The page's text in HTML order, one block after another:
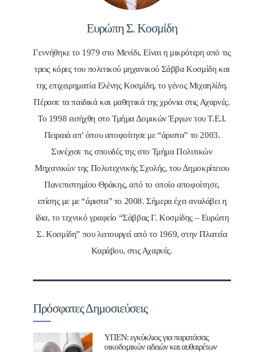
Ευρώπη Σ. Κοσμίδη
Γεννήθηκε το 1979 στο Μενίδι. Είναι η μικρότερη από τις
τρεις κόρες του πολιτικού μηχανικού Σάββα Κοσμίδη και
της επιχειρηματία Ελένης Κοσμίδη, το γένος Μιχαηλίδη.
Πέρασε τα παιδικά και μαθητικά της χρόνια στις Αχαρνές.
Το 1998 εισήχθη στο Τμήμα Δομικών Έργων του Τ.Ε.Ι.
Πειραιά απ' όπου αποφοίτησε με “άριστα” το 2003.
Συνέχισε τις σπουδές της στο Τμήμα Πολιτικών
Μηχανικών της Πολυτεχνικής Σχολής, του Δημοκρίτειου
Πανεπιστημίου Θράκης, από το οποίο αποφοίτησε,
επίσης με με “άριστα” το 2008. Σήμερα έχει αναλάβει η
ίδια, το τεχνικό γραφείο “Σάββας Γ. Κοσμίδης – Ευρώπη
Σ. Κοσμίδη” που λειτουργεί από το 1969, στην Πλατεία
Καράβου, στις Αχαρνές.
Πρόσφατες Δημοσιεύσεις
ΥΠΕΝ: εγκύκλιος για παρατάσεις
οικοδομικών αδειών και αυθαιρέτων